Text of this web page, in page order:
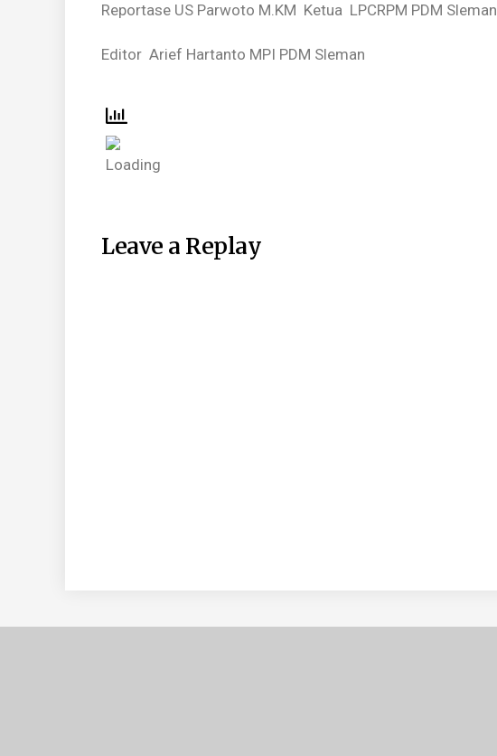
Reportase US Parwoto M.KM Ketua LPCRPM PDM Sleman
Editor Arief Hartanto MPI PDM Sleman
Leave a Replay